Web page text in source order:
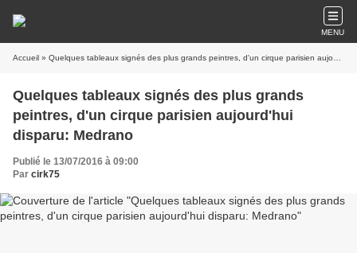
MENU
Accueil » Quelques tableaux signés des plus grands peintres, d'un cirque parisien aujourd'hui disparu: Medrano
Quelques tableaux signés des plus grands
peintres, d'un cirque parisien aujourd'hui
disparu: Medrano
Publié le 13/07/2016 à 09:00
Par cirk75